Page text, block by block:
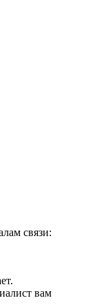
связи:
вам